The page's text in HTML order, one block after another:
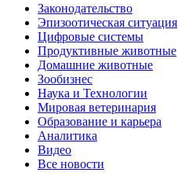
Законодательство
Эпизоотическая ситуация
Цифровые системы
Продуктивные животные
Домашние животные
Зообизнес
Наука и Технологии
Мировая ветеринария
Образование и карьера
Аналитика
Видео
Все новости